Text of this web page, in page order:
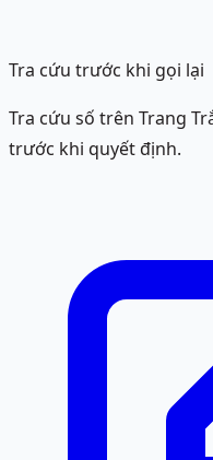
Tra cứu trước khi gọi lại
Tra cứu số trên Trang
trước khi quyết định.